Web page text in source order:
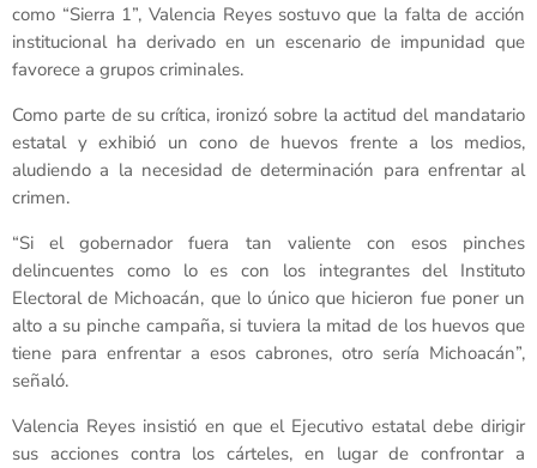
como “Sierra 1”, Valencia Reyes sostuvo que la falta de acción
institucional ha derivado en un escenario de impunidad que
favorece a grupos criminales.
Como parte de su crítica, ironizó sobre la actitud del mandatario
estatal y exhibió un cono de huevos frente a los medios,
aludiendo a la necesidad de determinación para enfrentar al
crimen.
“Si el gobernador fuera tan valiente con esos pinches
delincuentes como lo es con los integrantes del Instituto
Electoral de Michoacán, que lo único que hicieron fue poner un
alto a su pinche campaña, si tuviera la mitad de los huevos que
tiene para enfrentar a esos cabrones, otro sería Michoacán”,
señaló.
Valencia Reyes insistió en que el Ejecutivo estatal debe dirigir
sus acciones contra los cárteles, en lugar de confrontar a